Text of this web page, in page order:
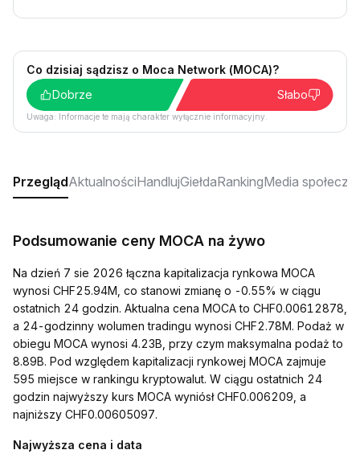
Co dzisiaj sądzisz o Moca Network (MOCA)?
Dobrze
Słabo
Uwaga: Informacje te mają charakter wyłącznie informacyjny.
PrzeglądAktualnościHandlujGiełdaRankingMedia
Podsumowanie ceny MOCA na żywo
Na dzień 7 sie 2026 łączna kapitalizacja rynkowa MOCA
wynosi CHF25.94M, co stanowi zmianę o -0.55% w ciągu
ostatnich 24 godzin. Aktualna cena MOCA to CHF0.00612878,
a 24-godzinny wolumen tradingu wynosi CHF2.78M. Podaż w
obiegu MOCA wynosi 4.23B, przy czym maksymalna podaż to
8.89B. Pod względem kapitalizacji rynkowej MOCA zajmuje
595 miejsce w rankingu kryptowalut. W ciągu ostatnich 24
godzin najwyższy kurs MOCA wyniósł CHF0.006209, a
najniższy CHF0.00605097.
Najwyższa cena i data